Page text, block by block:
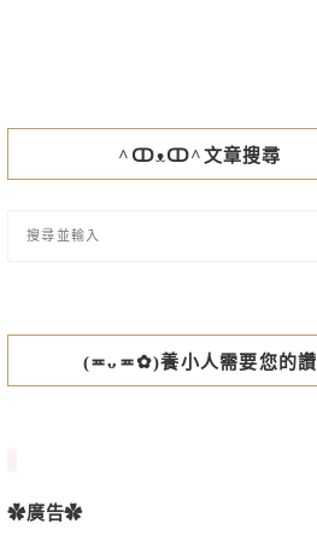
^ↀᴥↀ^文章搜尋
(≖ᴗ≖✿)養小人需要您的讚
✿廣告✿